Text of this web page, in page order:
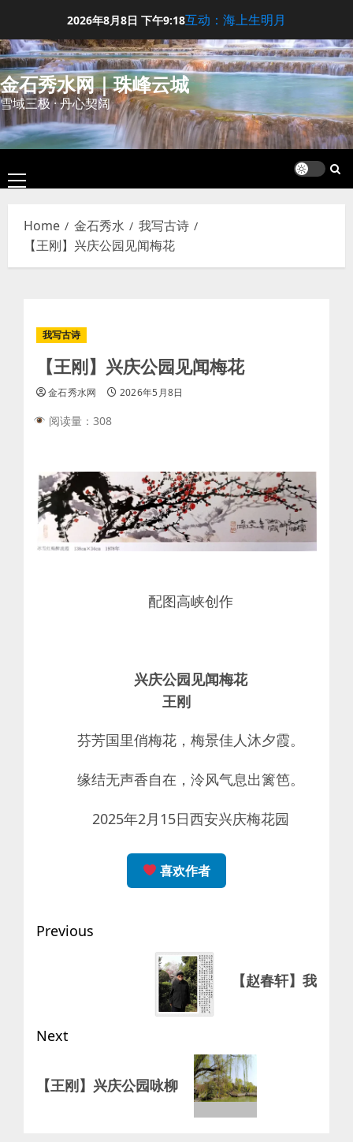
content
2026年8月8日 下午9:18互动：海上生明月
金石秀水网｜珠峰云城
雪域三极 · 丹心契阔
Primary
Menu
Home 金石秀水
我写古诗
【王刚】兴庆公园见闻梅花
我写古诗
【王刚】兴庆公园见闻梅花
金石秀水网 2026年5月8日
阅读量：308
配图高峡创作
兴庆公园见闻梅花
王刚
芬芳国里俏梅花，梅景佳人沐夕霞。
缘结无声香自在，泠风气息出篱笆。
2025年2月15日西安兴庆梅花园
喜欢作者
Post
Previous
【赵春轩】我
Next
post:
【王刚】兴庆公园咏柳